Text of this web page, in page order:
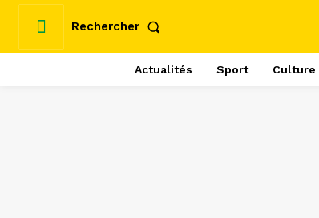
Rechercher
Actualités Sport Culture